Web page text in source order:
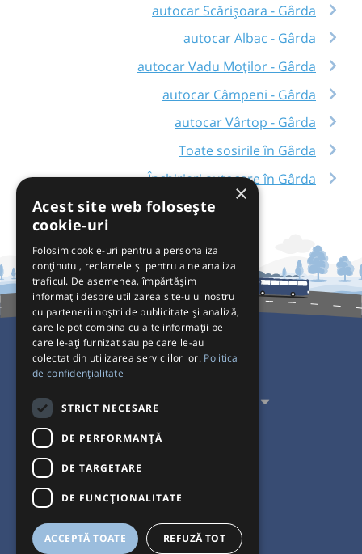
autocar Scărișoara - Gârda
autocar Albac - Gârda
autocar Vadu Moților - Gârda
autocar Câmpeni - Gârda
autocar Vârtop - Gârda
Toate sosirile în Gârda
Închirieri autocare în Gârda
Pentru Călători
Pentru Transportatori
Interacționăm
Acceptăm plăți cu
×
Acest site web folosește
cookie-uri
Folosim cookie-uri pentru a personaliza
conținutul, reclamele și pentru a ne analiza
traficul. De asemenea, împărtășim
informații despre utilizarea site-ului nostru
cu partenerii noștri de publicitate și analiză,
care le pot combina cu alte informații pe
care le-ați furnizat sau pe care le-au
colectat din utilizarea serviciilor lor. Politica
de confidențialitate
STRICT NECESARE
DE PERFORMANȚĂ
DE TARGETARE
DE FUNCŢIONALITATE
ACCEPTĂ TOATE REFUZĂ TOT